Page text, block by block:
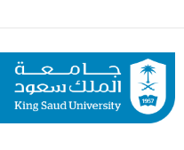
المحتوى
الرئيسي